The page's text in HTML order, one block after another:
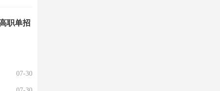
职单招
07-30